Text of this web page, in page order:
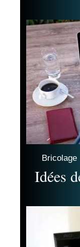
Bricolage
Idées